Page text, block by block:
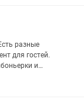
разные
для гостей.
и